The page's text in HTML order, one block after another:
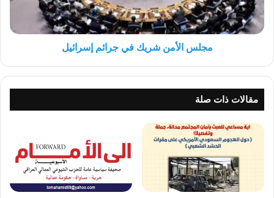
مجلس الأمن شريك في جرائم إسرائيل
مقالات ذات صلة